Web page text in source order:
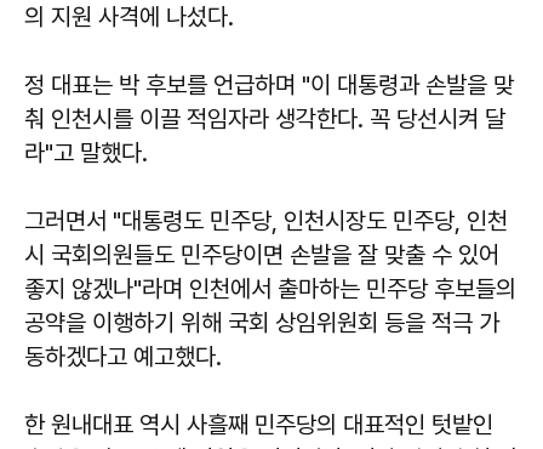
의 지원 사격에 나섰다.
정 대표는 박 후보를 언급하며 "이 대통령과 손발을 맞
춰 인천시를 이끌 적임자라 생각한다. 꼭 당선시켜 달
라"고 말했다.
그러면서 "대통령도 민주당, 인천시장도 민주당, 인천
시 국회의원들도 민주당이면 손발을 잘 맞출 수 있어
좋지 않겠나"라며 인천에서 출마하는 민주당 후보들의
공약을 이행하기 위해 국회 상임위원회 등을 적극 가
동하겠다고 예고했다.
한 원내대표 역시 사흘째 민주당의 대표적인 텃밭인